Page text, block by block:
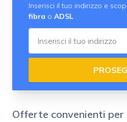
Inserisci il tuo indirizzo e
fibra o ADSL
Offerte convenienti per